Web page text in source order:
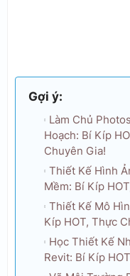
Gợi ý:
Làm Chủ
Hoạch: Bí Kíp
Chuyên Gia!
Thiết Kế Hình
Mềm: Bí Kíp
Thiết Kế Mô
Kíp HOT, Thực
Học Thiết Kế
Revit: Bí Kíp